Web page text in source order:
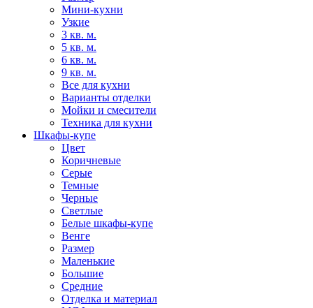
Мини-кухни
Узкие
3 кв. м.
5 кв. м.
6 кв. м.
9 кв. м.
Все для кухни
Варианты отделки
Мойки и смесители
Техника для кухни
Шкафы-купе
Цвет
Коричневые
Серые
Темные
Черные
Светлые
Белые шкафы-купе
Венге
Размер
Маленькие
Большие
Средние
Отделка и материал